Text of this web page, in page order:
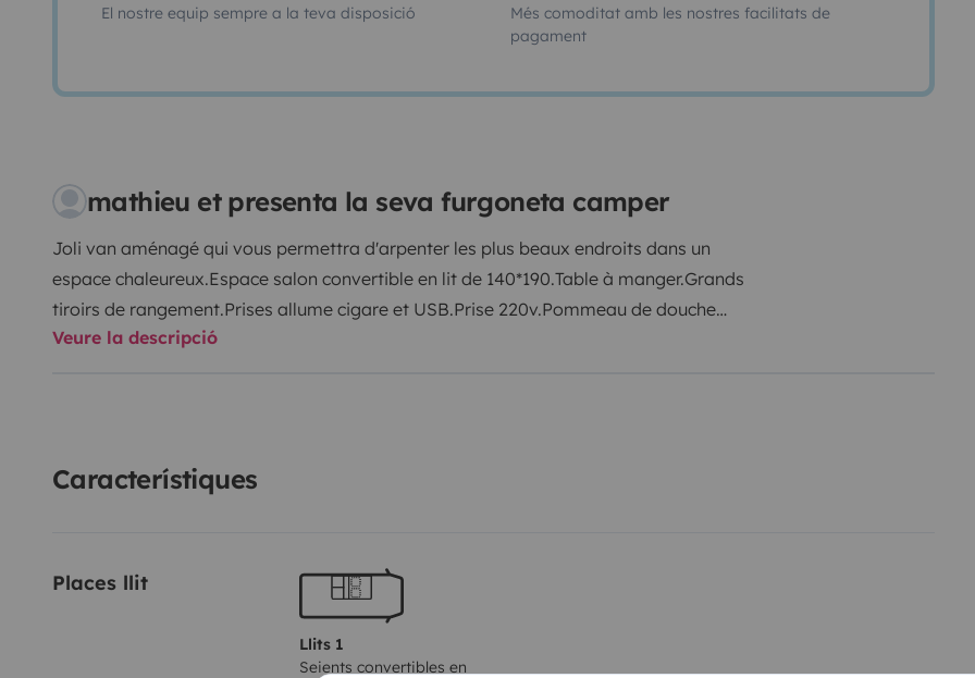
El nostre equip sempre a la teva disposició
Més comoditat amb les nostres facilitats de
pagament
mathieu et presenta la seva furgoneta camper
Joli van aménagé qui vous permettra d'arpenter les plus beaux endroits dans un
espace chaleureux.Espace salon convertible en lit de 140*190.Table à manger.Grands
tiroirs de rangement.Prises allume cigare et USB.Prise 220v.Pommeau de douche
raccordable à l'évier.
Veure la descripció
Característiques
Places llit
Llits 1
Seients convertibles en